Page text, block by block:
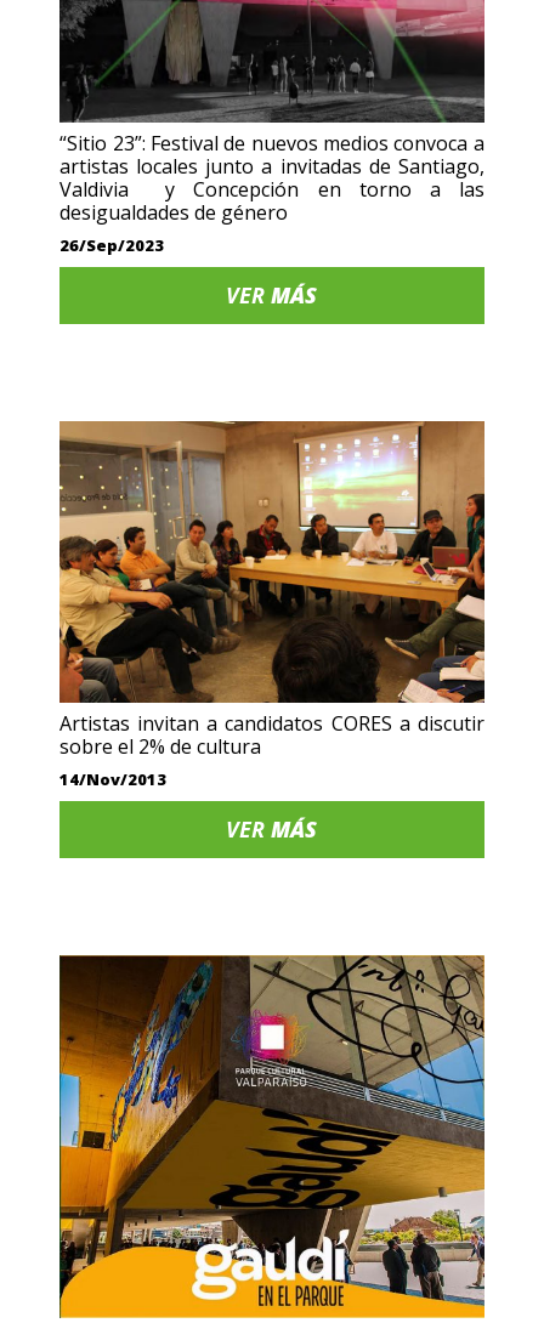
“Sitio 23”: Festival de nuevos medios convoca a
artistas locales junto a invitadas de Santiago,
Valdivia y Concepción en torno a las
desigualdades de género
26/Sep/2023
VERMÁS
Artistas invitan a candidatos CORES a discutir
sobre el 2% de cultura
14/Nov/2013
VERMÁS